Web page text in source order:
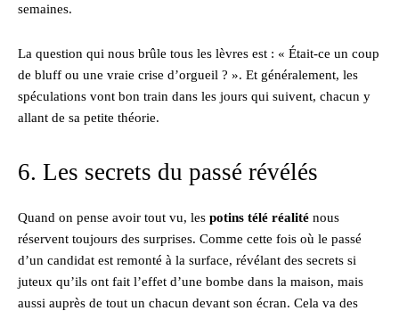
semaines.
La question qui nous brûle tous les lèvres est : « Était-ce un coup
de bluff ou une vraie crise d’orgueil ? ». Et généralement, les
spéculations vont bon train dans les jours qui suivent, chacun y
allant de sa petite théorie.
6. Les secrets du passé révélés
Quand on pense avoir tout vu, les potins télé réalité nous
réservent toujours des surprises. Comme cette fois où le passé
d’un candidat est remonté à la surface, révélant des secrets si
juteux qu’ils ont fait l’effet d’une bombe dans la maison, mais
aussi auprès de tout un chacun devant son écran. Cela va des